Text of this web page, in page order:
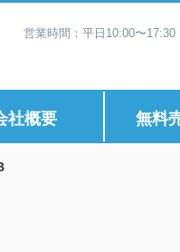
営業時間：平日10:00〜
社概要 無料